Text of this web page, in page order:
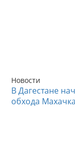
Новости
В Дагестане
обхода